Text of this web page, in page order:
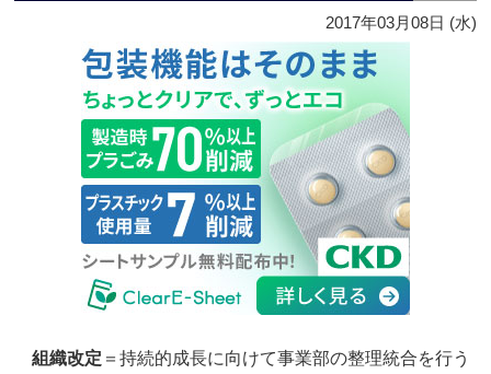
2017年03月08日 (水)
組織改定 ＝持続的成長に向けて事業部の整理統合を行う